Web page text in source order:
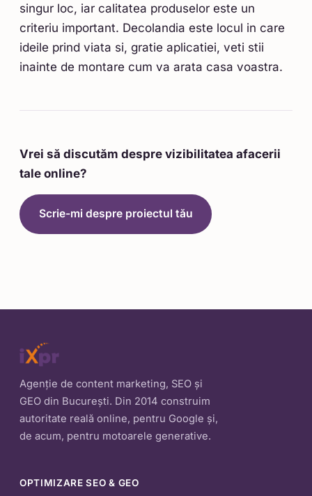
singur loc, iar calitatea produselor este un
criteriu important. Decolandia este locul in care
ideile prind viata si, gratie aplicatiei, veti stii
inainte de montare cum va arata casa voastra.
Vrei să discutăm despre vizibilitatea afacerii
tale online?
Scrie-mi despre proiectul tău
Agenție de content marketing, SEO și
GEO din București. Din 2014 construim
autoritate reală online, pentru Google și,
de acum, pentru motoarele generative.
OPTIMIZARE SEO & GEO